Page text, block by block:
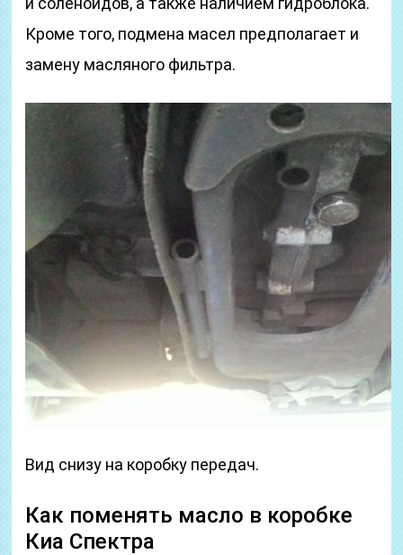
Кроме того, подмена масел предполагает и
замену масляного фильтра.
Вид снизу на коробку передач.
Как поменять масло в коробке
Киа Спектра